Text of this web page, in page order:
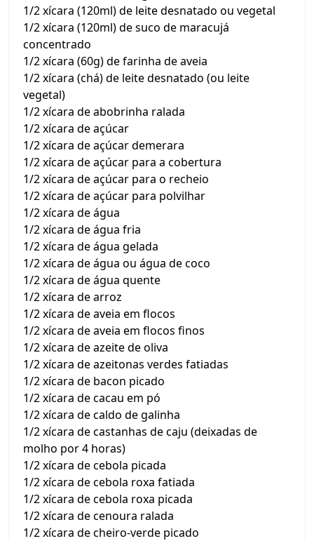
1/2 xícara (120ml) de leite desnatado ou vegetal
1/2 xícara (120ml) de suco de maracujá
concentrado
1/2 xícara (60g) de farinha de aveia
1/2 xícara (chá) de leite desnatado (ou leite
vegetal)
1/2 xícara de abobrinha ralada
1/2 xícara de açúcar
1/2 xícara de açúcar demerara
1/2 xícara de açúcar para a cobertura
1/2 xícara de açúcar para o recheio
1/2 xícara de açúcar para polvilhar
1/2 xícara de água
1/2 xícara de água fria
1/2 xícara de água gelada
1/2 xícara de água ou água de coco
1/2 xícara de água quente
1/2 xícara de arroz
1/2 xícara de aveia em flocos
1/2 xícara de aveia em flocos finos
1/2 xícara de azeite de oliva
1/2 xícara de azeitonas verdes fatiadas
1/2 xícara de bacon picado
1/2 xícara de cacau em pó
1/2 xícara de caldo de galinha
1/2 xícara de castanhas de caju (deixadas de
molho por 4 horas)
1/2 xícara de cebola picada
1/2 xícara de cebola roxa fatiada
1/2 xícara de cebola roxa picada
1/2 xícara de cenoura ralada
1/2 xícara de cheiro-verde picado